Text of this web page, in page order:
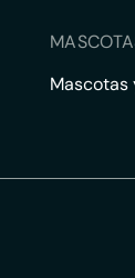
Mascotas